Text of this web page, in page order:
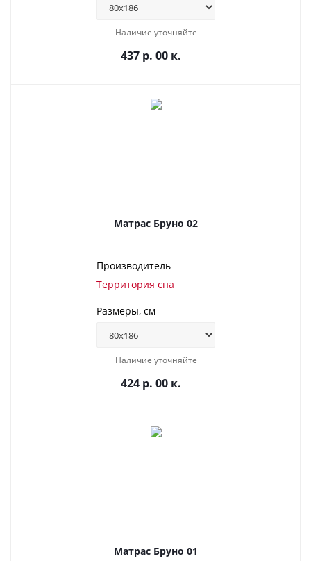
Наличие уточняйте
437 р. 00 к.
Матрас Бруно 02
Производитель
Территория сна
Размеры, см
Наличие уточняйте
424 р. 00 к.
Матрас Бруно 01